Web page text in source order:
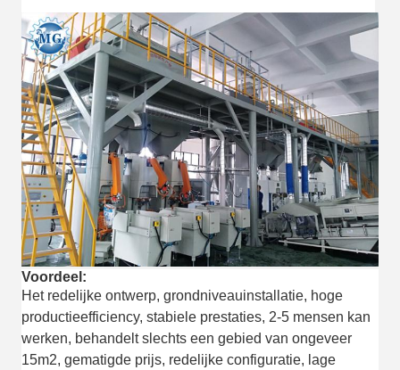
Voordeel:
Het redelijke ontwerp, grondniveauinstallatie, hoge
productieefficiency, stabiele prestaties, 2-5 mensen kan
werken, behandelt slechts een gebied van ongeveer
15m2, gematigde prijs, redelijke configuratie, lage